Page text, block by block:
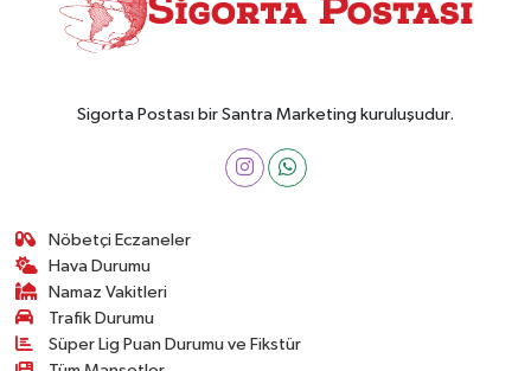
Sigorta Postası bir Santra Marketing kuruluşudur.
Nöbetçi Eczaneler
Hava Durumu
Namaz Vakitleri
Trafik Durumu
Süper Lig Puan Durumu ve Fikstür